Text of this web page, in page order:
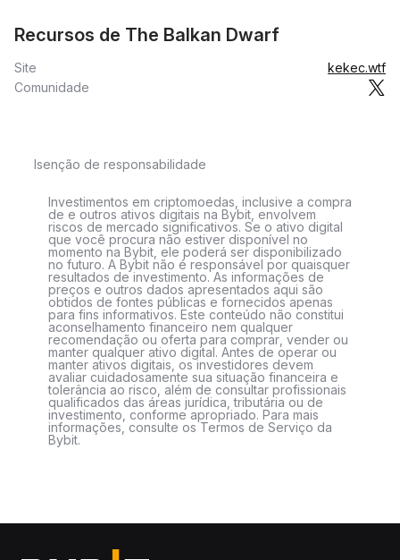
Recursos de The Balkan Dwarf
Site
kekec.wtf
Comunidade
Isenção de responsabilidade
Investimentos em criptomoedas, inclusive a compra
de e outros ativos digitais na Bybit, envolvem
riscos de mercado significativos. Se o ativo digital
que você procura não estiver disponível no
momento na Bybit, ele poderá ser disponibilizado
no futuro. A Bybit não é responsável por quaisquer
resultados de investimento. As informações de
preços e outros dados apresentados aqui são
obtidos de fontes públicas e fornecidos apenas
para fins informativos. Este conteúdo não constitui
aconselhamento financeiro nem qualquer
recomendação ou oferta para comprar, vender ou
manter qualquer ativo digital. Antes de operar ou
manter ativos digitais, os investidores devem
avaliar cuidadosamente sua situação financeira e
tolerância ao risco, além de consultar profissionais
qualificados das áreas jurídica, tributária ou de
investimento, conforme apropriado. Para mais
informações, consulte os Termos de Serviço da
Bybit.